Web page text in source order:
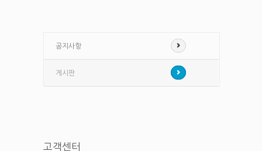
공지사항
게시판
고객센터